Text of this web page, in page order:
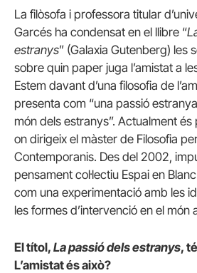
La filòsofa i professora titular
Garcés ha condensat en el llibre “
estranys” (Galaxia Gutenberg) les
sobre quin paper juga l’amistat a
Estem davant d’una filosofia de
presenta com “una passió
món dels estranys”. Actualment
on dirigeix el màster de Filosofia
Contemporanis. Des del 2002,
pensament col·lectiu Espai en
com una experimentació amb les
les formes d’intervenció en el món
El títol, La passió dels estranys,
L’amistat és això?